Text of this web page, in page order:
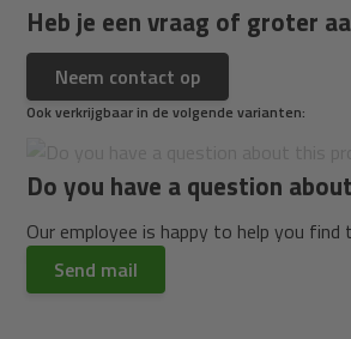
Heb je een vraag of groter
Neem contact op
Ook verkrijgbaar in de volgende varianten:
Do you have a question
Our employee is happy to help you
Send mail